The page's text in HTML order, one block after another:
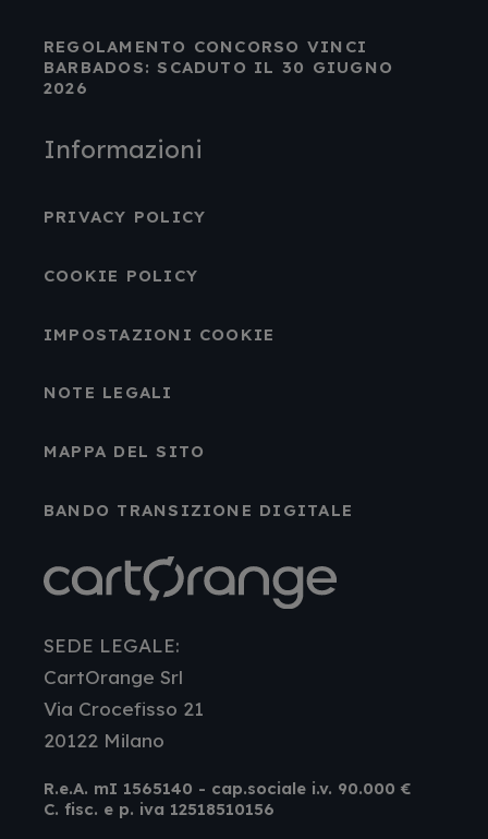
REGOLAMENTO CONCORSO VINCI
BARBADOS: SCADUTO IL 30 GIUGNO
2026
Informazioni
PRIVACY POLICY
COOKIE POLICY
IMPOSTAZIONI COOKIE
NOTE LEGALI
MAPPA DEL SITO
BANDO TRANSIZIONE DIGITALE
SEDE LEGALE:
CartOrange Srl
Via Crocefisso 21
20122 Milano
R.e.A. mI 1565140 - cap.sociale i.v. 90.000 €
C. fisc. e p. iva 12518510156